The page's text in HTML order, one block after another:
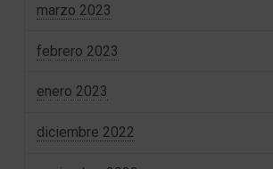
marzo 2023
febrero 2023
enero 2023
diciembre 2022